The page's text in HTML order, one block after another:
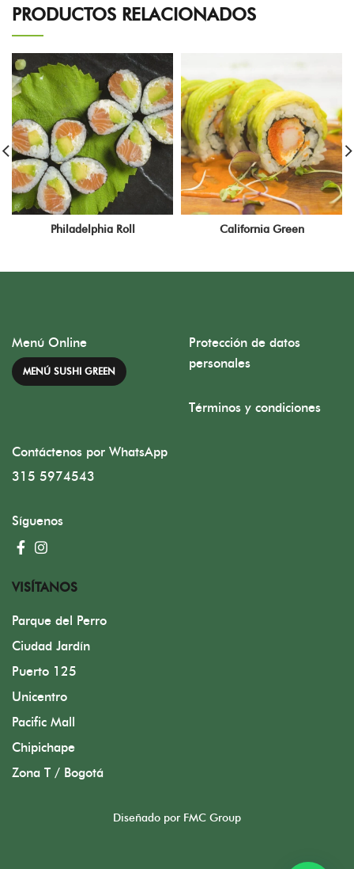
PRODUCTOS RELACIONADOS
Philadelphia Roll California Green
Menú Online
MENÚ SUSHI GREEN
Protección de datos
personales
Términos y condiciones
Contáctenos por WhatsApp
315 5974543
Síguenos
VISÍTANOS
Parque del Perro
Ciudad Jardín
Puerto 125
Unicentro
Pacific Mall
Chipichape
Zona T / Bogotá
Diseñado por FMC Group